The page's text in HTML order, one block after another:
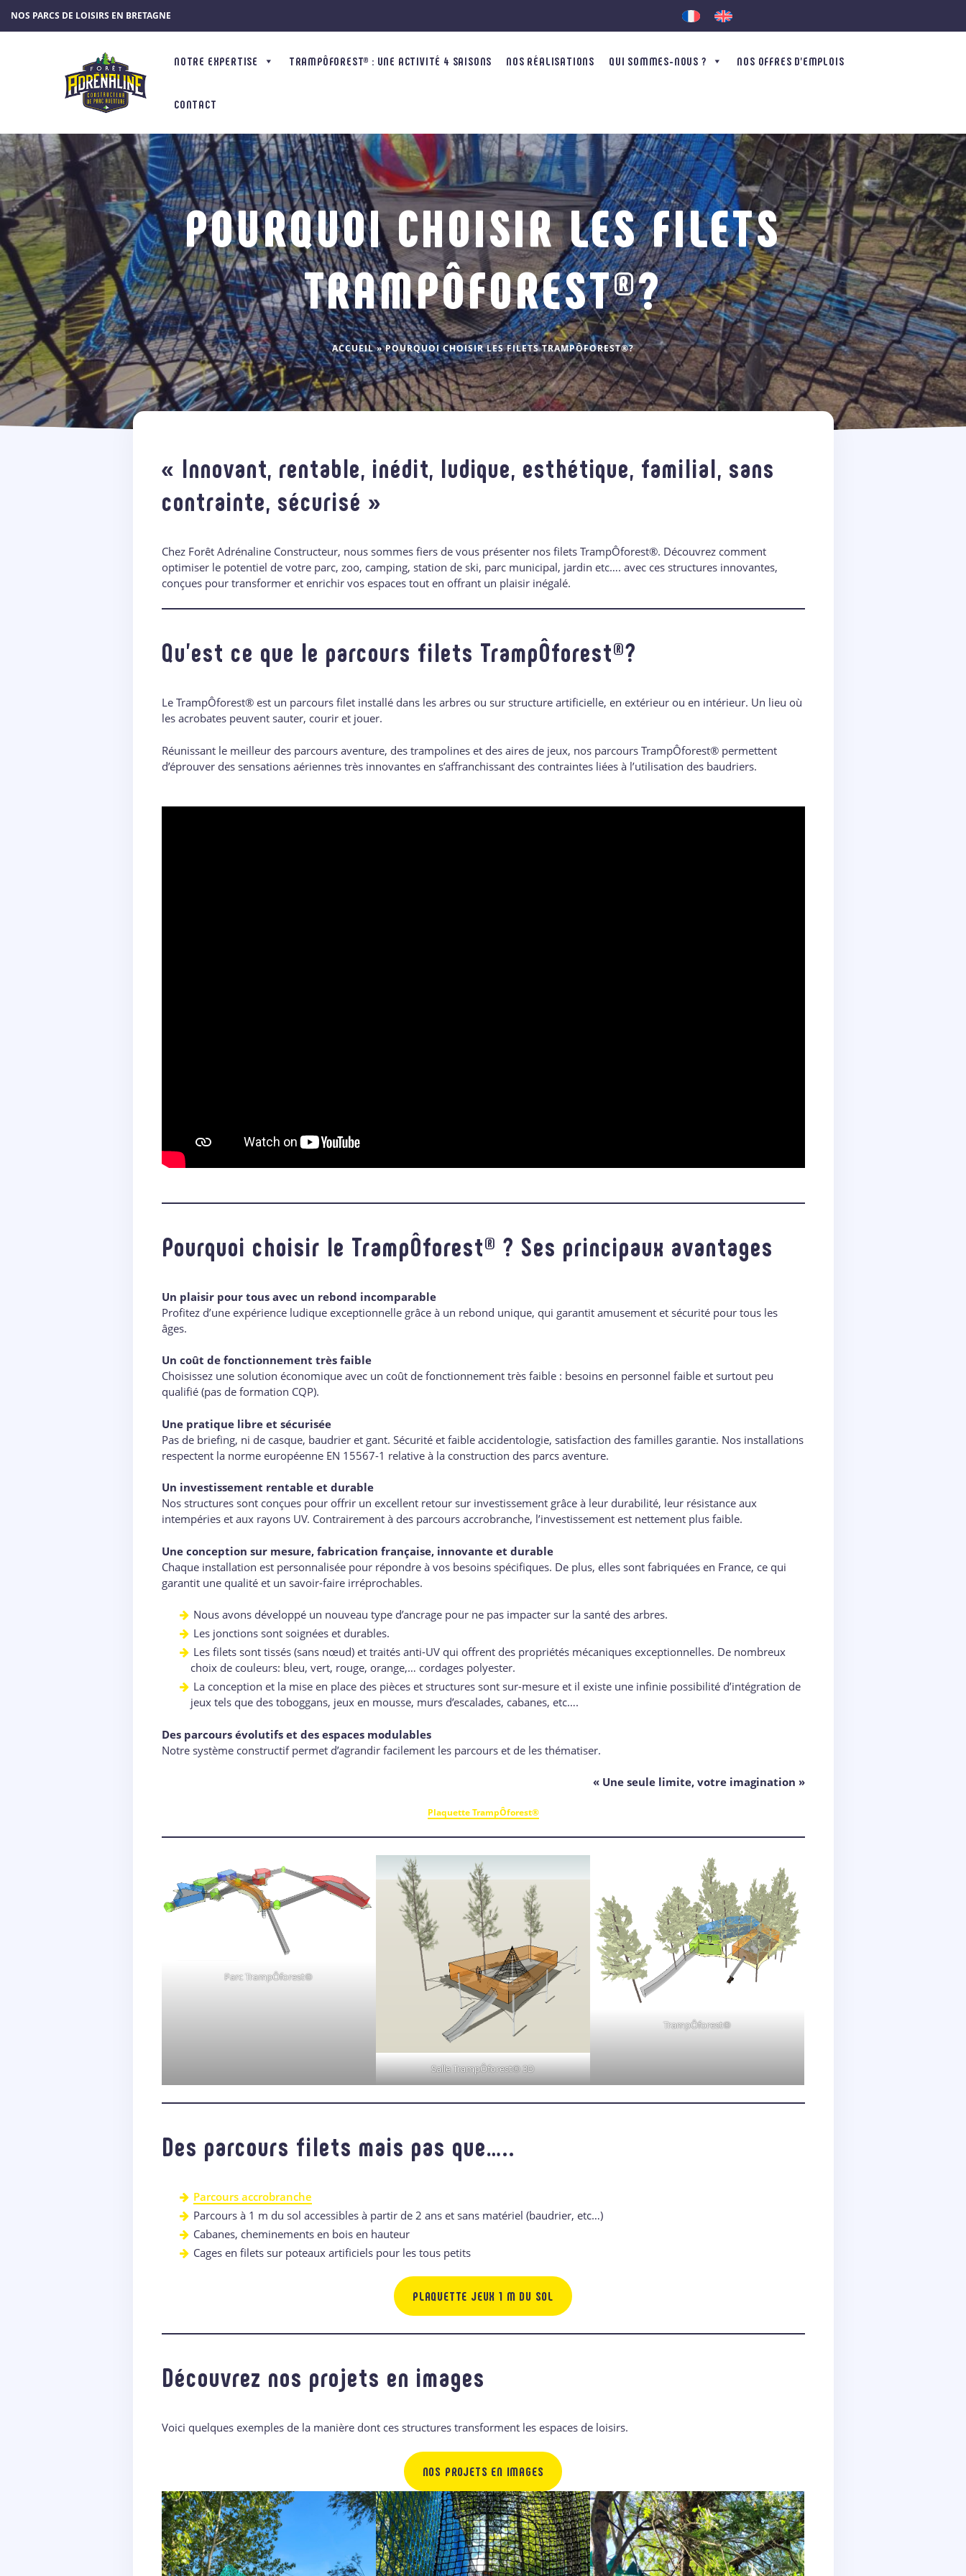
NOS PARCS DE LOISIRS EN BRETAGNE
NOTRE EXPERTISE TRAMPÔFOREST® : UNE ACTIVITÉ 4 SAISONS NOS RÉALISATIONS QUI SOMMES-NOUS ? NOS OFFRES D’EMPLOIS
CONTACT
POURQUOI CHOISIR LES FILETS
TRAMPÔFOREST®?
ACCUEIL»POURQUOI CHOISIR LES FILETS TRAMPÔFOREST®?
« Innovant, rentable, inédit, ludique, esthétique, familial, sans
contrainte, sécurisé »
Chez Forêt Adrénaline Constructeur, nous sommes fiers de vous présenter nos filets TrampÔforest®. Découvrez comment
optimiser le potentiel de votre parc, zoo, camping, station de ski, parc municipal, jardin etc…. avec ces structures innovantes,
conçues pour transformer et enrichir vos espaces tout en offrant un plaisir inégalé.
Qu’est ce que le parcours filets TrampÔforest®?
Le TrampÔforest® est un parcours filet installé dans les arbres ou sur structure artificielle, en extérieur ou en intérieur. Un lieu où
les acrobates peuvent sauter, courir et jouer.
Réunissant le meilleur des parcours aventure, des trampolines et des aires de jeux, nos parcours TrampÔforest® permettent
d’éprouver des sensations aériennes très innovantes en s’affranchissant des contraintes liées à l’utilisation des baudriers.
Pourquoi choisir le TrampÔforest® ? Ses principaux avantages
Un plaisir pour tous avec un rebond incomparable
Profitez d’une expérience ludique exceptionnelle grâce à un rebond unique, qui garantit amusement et sécurité pour tous les
âges.
Un coût de fonctionnement très faible
Choisissez une solution économique avec un coût de fonctionnement très faible : besoins en personnel faible et surtout peu
qualifié (pas de formation CQP).
Une pratique libre et sécurisée
Pas de briefing, ni de casque, baudrier et gant. Sécurité et faible accidentologie, satisfaction des familles garantie. Nos installations
respectent la norme européenne EN 15567-1 relative à la construction des parcs aventure.
Un investissement rentable et durable
Nos structures sont conçues pour offrir un excellent retour sur investissement grâce à leur durabilité, leur résistance aux
intempéries et aux rayons UV. Contrairement à des parcours accrobranche, l’investissement est nettement plus faible.
Une conception sur mesure, fabrication française, innovante et durable
Chaque installation est personnalisée pour répondre à vos besoins spécifiques. De plus, elles sont fabriquées en France, ce qui
garantit une qualité et un savoir-faire irréprochables.
Nous avons développé un nouveau type d’ancrage pour ne pas impacter sur la santé des arbres.
Les jonctions sont soignées et durables.
Les filets sont tissés (sans nœud) et traités anti-UV qui offrent des propriétés mécaniques exceptionnelles. De nombreux
choix de couleurs: bleu, vert, rouge, orange,… cordages polyester.
La conception et la mise en place des pièces et structures sont sur-mesure et il existe une infinie possibilité d’intégration de
jeux tels que des toboggans, jeux en mousse, murs d’escalades, cabanes, etc….
Des parcours évolutifs et des espaces modulables
Notre système constructif permet d’agrandir facilement les parcours et de les thématiser.
« Une seule limite, votre imagination »
Plaquette TrampÔforest®
Parc TrampÔforest®
Salle TrampÔforest® 3D
TrampÔforest®
Des parcours filets mais pas que…..
Parcours accrobranche
Parcours à 1 m du sol accessibles à partir de 2 ans et sans matériel (baudrier, etc…)
Cabanes, cheminements en bois en hauteur
Cages en filets sur poteaux artificiels pour les tous petits
PLAQUETTE JEUX 1 M DU SOL
Découvrez nos projets en images
Voici quelques exemples de la manière dont ces structures transforment les espaces de loisirs.
NOS PROJETS EN IMAGES
Panneau de gestion des cookies